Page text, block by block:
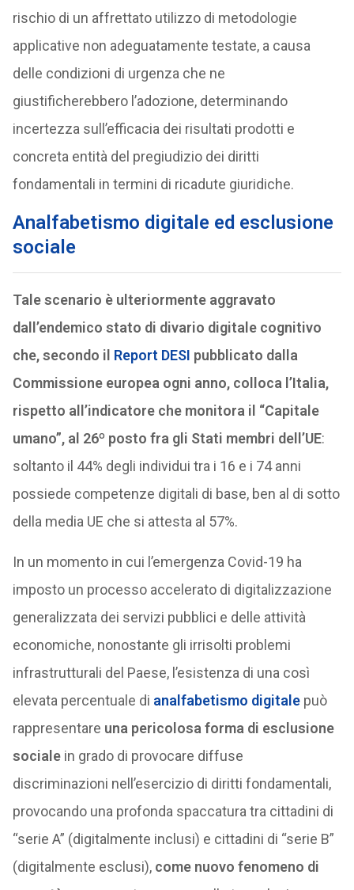
rischio di un affrettato utilizzo di metodologie
applicative non adeguatamente testate, a causa
delle condizioni di urgenza che ne
giustificherebbero l’adozione, determinando
incertezza sull’efficacia dei risultati prodotti e
concreta entità del pregiudizio dei diritti
fondamentali in termini di ricadute giuridiche.
Analfabetismo digitale ed esclusione
sociale
Tale scenario è ulteriormente aggravato
dall’endemico stato di divario digitale cognitivo
che, secondo il Report DESI pubblicato dalla
Commissione europea ogni anno, colloca l’Italia,
rispetto all’indicatore che monitora il “Capitale
umano”, al 26º posto fra gli Stati membri dell’UE:
soltanto il 44% degli individui tra i 16 e i 74 anni
possiede competenze digitali di base, ben al di sotto
della media UE che si attesta al 57%.
In un momento in cui l’emergenza Covid-19 ha
imposto un processo accelerato di digitalizzazione
generalizzata dei servizi pubblici e delle attività
economiche, nonostante gli irrisolti problemi
infrastrutturali del Paese, l’esistenza di una così
elevata percentuale di analfabetismo digitalepuò
rappresentare una pericolosa forma di esclusione
socialein grado di provocare diffuse
discriminazioni nell’esercizio di diritti fondamentali,
provocando una profonda spaccatura tra cittadini di
“serie A” (digitalmente inclusi) e cittadini di “serie B”
(digitalmente esclusi), come nuovo fenomeno di